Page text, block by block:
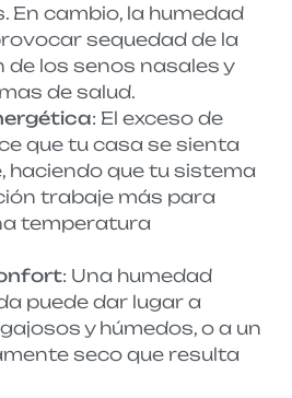
En cambio, la humedad
sequedad de la
de los senos nasales y
de salud.
: El exceso de
que tu casa se sienta
haciendo que tu sistema
trabaje más para
temperatura
: Una humedad
puede dar lugar a
y húmedos, o a un
seco que resulta